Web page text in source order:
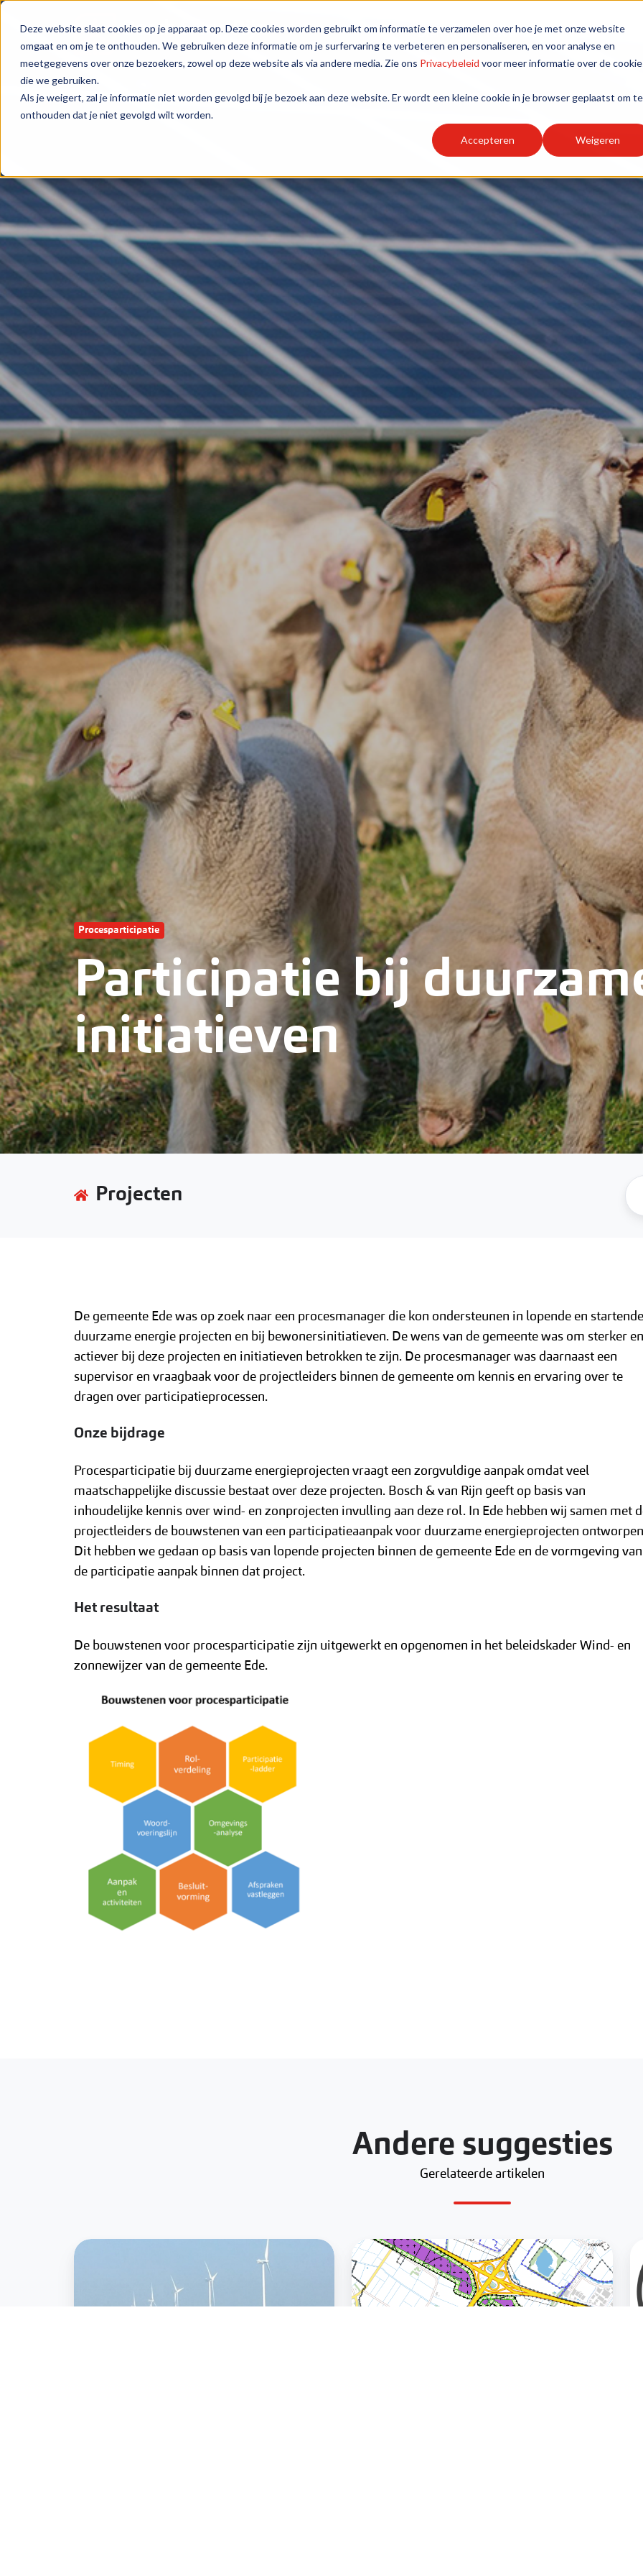
Deze website slaat cookies op je apparaat op. Deze cookies worden gebruikt om informatie te verzamelen over hoe je met onze website
omgaat en om je te onthouden. We gebruiken deze informatie om je surfervaring te verbeteren en personaliseren, en voor analyse en
meetgegevens over onze bezoekers, zowel op deze website als via andere media. Zie ons Privacybeleid voor meer informatie over de
die we gebruiken.
Als je weigert, zal je informatie niet worden gevolgd bij je bezoek aan deze website. Er wordt een kleine cookie in je browser geplaatst om te
onthouden dat je niet gevolgd wilt worden.
Accepteren Weigeren
Diensten Over ons Nieuws
Procesparticipatie
Participatie bij
initiatieven
Projecten
De gemeente Ede was op zoek naar een procesmanager die kon ondersteunen in lopende en startende
duurzame energie projecten en bij bewonersinitiatieven. De wens van de gemeente was om sterker en
actiever bij deze projecten en initiatieven betrokken te zijn. De procesmanager was daarnaast een
supervisor en vraagbaak voor de projectleiders binnen de gemeente om kennis en ervaring over te
dragen over participatieprocessen.
Onze bijdrage
Procesparticipatie bij duurzame energieprojecten vraagt een zorgvuldige aanpak omdat veel
maatschappelijke discussie bestaat over deze projecten. Bosch & van Rijn geeft op basis van
inhoudelijke kennis over wind- en zonprojecten invulling aan deze rol. In Ede hebben wij samen met
projectleiders de bouwstenen van een participatieaanpak voor duurzame energieprojecten
Dit hebben we gedaan op basis van lopende projecten binnen de gemeente Ede en de vormgeving van
de participatie aanpak binnen dat project.
Het resultaat
De bouwstenen voor procesparticipatie zijn uitgewerkt en opgenomen in het beleidskader Wind- en
zonnewijzer van de gemeente Ede.
Andere suggesties
Gerelateerde artikelen
Windenergie
Windenergie
gemeente
Beuningen